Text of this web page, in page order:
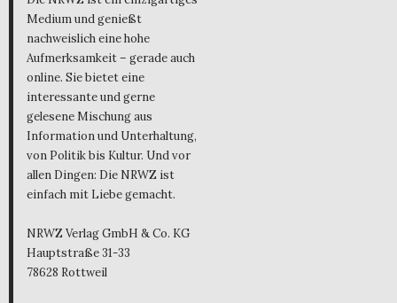
Medium und genießt
nachweislich eine hohe
Aufmerksamkeit – gerade auch
online. Sie bietet eine
interessante und gerne
gelesene Mischung aus
Information und Unterhaltung,
von Politik bis Kultur. Und vor
allen Dingen: Die NRWZ ist
einfach mit Liebe gemacht.
NRWZ Verlag GmbH & Co. KG
Hauptstraße 31-33
78628 Rottweil